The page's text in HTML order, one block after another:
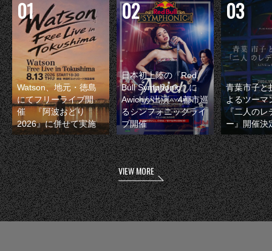
Watson、地元・徳島
にてフリーライブ開
催 『阿波おどり
2026』に併せて実施
日本初上陸の『Red
Bull Symphonic』に
Awichが出演 4都市巡
るシンフォニックライ
ブ開催
青葉市子と
よるツーマ
『二人のレ
ー』開催決
VIEW MORE